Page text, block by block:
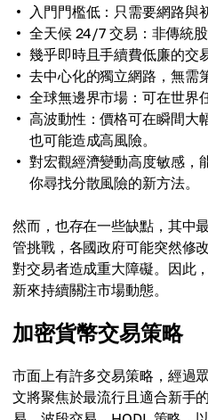
入門門檻低：只需要網路與
全天候 24/7 交易：非傳統股
幾乎即時且手續費低廉的交
去中心化的獨立網路，無需
全球無邊界市場：可在世界
高波動性：價格可在瞬間大
也可能造成高風險。
對宏觀經濟變動高度敏感，
你尋找分散風險的新方法。
然而，也存在一些缺點，其中
管挑戰，各國政府可能突然修
對交易者造成重大障礙。因此
新來持續關注市場動態。
加密貨幣交易策略
市面上有許多交易策略，經過
文將聚焦於最流行且適合新手